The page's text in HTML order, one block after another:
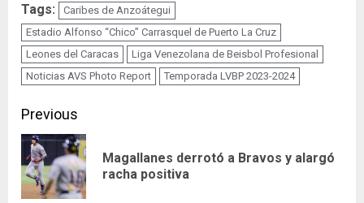
Tags:
Caribes de Anzoátegui
Estadio Alfonso “Chico” Carrasquel de Puerto La Cruz
Leones del Caracas
Liga Venezolana de Beisbol Profesional
Noticias AVS Photo Report
Temporada LVBP 2023-2024
Continue
Reading
Previous
Magallanes derrotó a Bravos y alargó
racha positiva